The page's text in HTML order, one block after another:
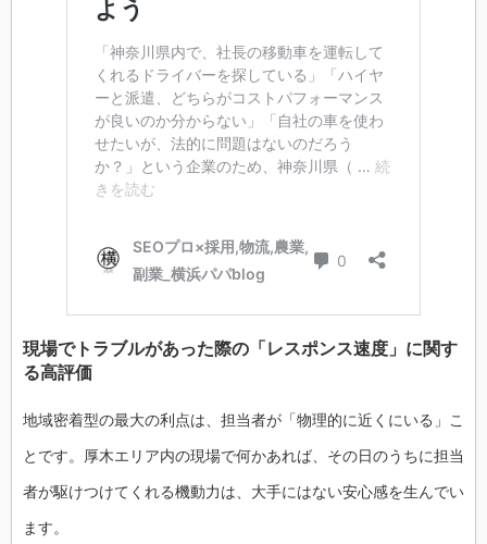
現場でトラブルがあった際の「レスポンス速度」に関す
る高評価
地域密着型の最大の利点は、担当者が「物理的に近くにいる」こ
とです。厚木エリア内の現場で何かあれば、その日のうちに担当
者が駆けつけてくれる機動力は、大手にはない安心感を生んでい
ます。